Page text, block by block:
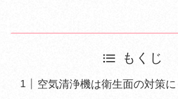
もくじ
空気清浄機は衛生面の対策に